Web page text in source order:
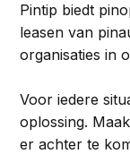
Pintip biedt
leasen van
organisaties in
Voor iedere
oplossing.
er achter te